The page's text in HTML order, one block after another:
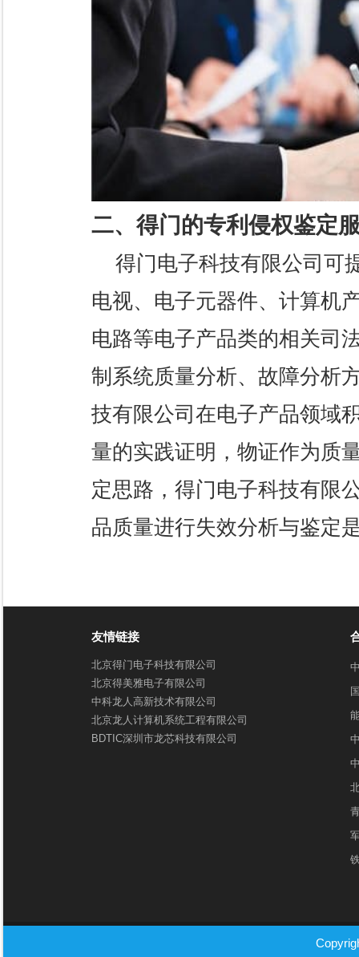
二、得门的专利侵权鉴定
得门电子科技有限公司可
电视、电子元器件、计算机
电路等电子产品类的相关司
制系统质量分析、故障分析
技有限公司在电子产品领域
量的实践证明，物证作为质
定思路，得门电子科技有限
品质量进行失效分析与鉴定
友情链接
北京得门电子科技有限公司
北京得美雅电子有限公司
中科龙人高新技术有限公司
北京龙人计算机系统工程有限公司
BDTIC深圳市龙芯科技有限公司